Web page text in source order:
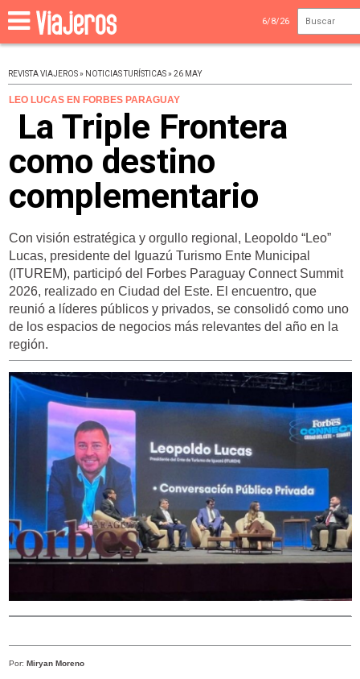
6/8/26
REVISTA VIAJEROS » NOTICIAS TURÍSTICAS » 26 MAY
LEO LUCAS EN FORBES PARAGUAY
La Triple Frontera
como destino
complementario
Con visión estratégica y orgullo regional, Leopoldo “Leo”
Lucas, presidente del Iguazú Turismo Ente Municipal
(ITUREM), participó del Forbes Paraguay Connect Summit
2026, realizado en Ciudad del Este. El encuentro, que
reunió a líderes públicos y privados, se consolidó como uno
de los espacios de negocios más relevantes del año en la
región.
Por: Miryan Moreno